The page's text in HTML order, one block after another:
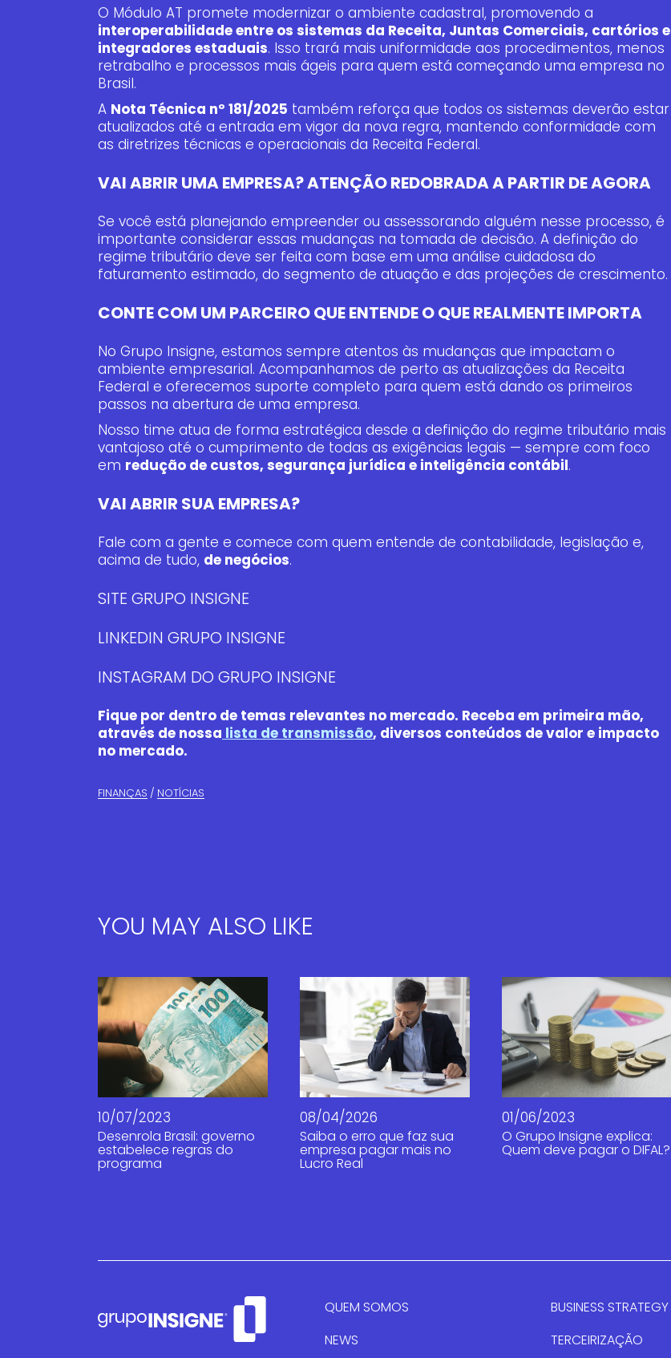
O Módulo AT promete modernizar o ambiente cadastral, promovendo a
interoperabilidade entre os sistemas da Receita, Juntas Comerciais, cartórios e
integradores estaduais. Isso trará mais uniformidade aos procedimentos, menos
retrabalho e processos mais ágeis para quem está começando uma empresa no
Brasil.
A Nota Técnica nº 181/2025 também reforça que todos os sistemas deverão estar
atualizados até a entrada em vigor da nova regra, mantendo conformidade com
as diretrizes técnicas e operacionais da Receita Federal.
VAI ABRIR UMA EMPRESA? ATENÇÃO REDOBRADA A PARTIR DE AGORA
Se você está planejando empreender ou assessorando alguém nesse processo, é
importante considerar essas mudanças na tomada de decisão. A definição do
regime tributário deve ser feita com base em uma análise cuidadosa do
faturamento estimado, do segmento de atuação e das projeções de crescimento.
CONTE COM UM PARCEIRO QUE ENTENDE O QUE REALMENTE IMPORTA
No Grupo Insigne, estamos sempre atentos às mudanças que impactam o
ambiente empresarial. Acompanhamos de perto as atualizações da Receita
Federal e oferecemos suporte completo para quem está dando os primeiros
passos na abertura de uma empresa.
Nosso time atua de forma estratégica desde a definição do regime tributário mais
vantajoso até o cumprimento de todas as exigências legais — sempre com foco
em redução de custos, segurança jurídica e inteligência contábil.
VAI ABRIR SUA EMPRESA?
Fale com a gente e comece com quem entende de contabilidade, legislação e,
acima de tudo, de negócios.
SITE GRUPO INSIGNE
LINKEDIN GRUPO INSIGNE
INSTAGRAM DO GRUPO INSIGNE
Fique por dentro de temas relevantes no mercado. Receba em primeira mão,
através de nossa lista de transmissão, diversos conteúdos de valor e impacto
no mercado.
FINANÇAS​ NOTÍCIAS
YOU MAY ALSO LIKE
10/07/2023
Desenrola Brasil: governo
estabelece regras do
programa
08/04/2026
Saiba o erro que faz sua
empresa pagar mais no
Lucro Real
01/06/2023
O Grupo Insigne explica:
Quem deve pagar o DIFAL?
QUEM SOMOS
NEWS
BUSINESS STRATEGY
TERCEIRIZAÇÃO